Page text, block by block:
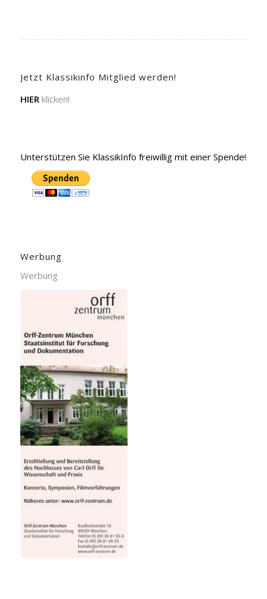
Jetzt Klassikinfo Mitglied werden!
HIER klicken!
Unterstützen Sie KlassikInfo freiwillig mit einer Spende!
Werbung
Werbung